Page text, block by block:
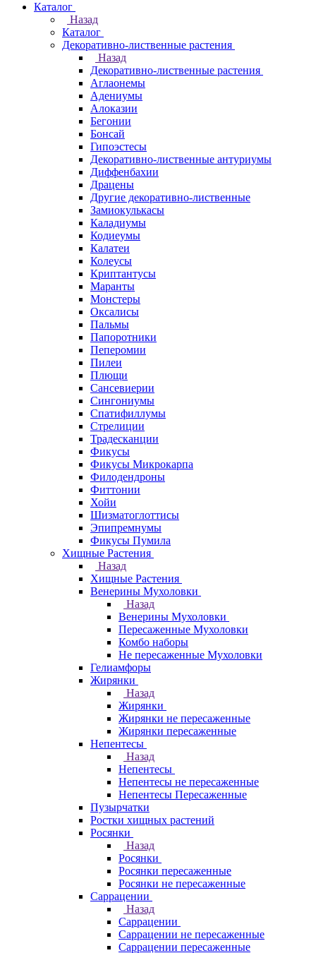
Каталог
Назад
Каталог
Декоративно-лиственные растения
Назад
Декоративно-лиственные растения
Аглаонемы
Адениумы
Алоказии
Бегонии
Бонсай
Гипоэстесы
Декоративно-лиственные антуриумы
Диффенбахии
Драцены
Другие декоративно-лиственные
Замиокулькасы
Каладиумы
Кодиеумы
Калатеи
Колеусы
Криптантусы
Маранты
Монстеры
Оксалисы
Пальмы
Папоротники
Пеперомии
Пилеи
Плющи
Сансевиерии
Сингониумы
Спатифиллумы
Стрелиции
Традесканции
Фикусы
Фикусы Микрокарпа
Филодендроны
Фиттонии
Хойи
Шизматоглоттисы
Эпипремнумы
Фикусы Пумила
Хищные Растения
Назад
Хищные Растения
Венерины Мухоловки
Назад
Венерины Мухоловки
Пересаженные Мухоловки
Комбо наборы
Не пересаженные Мухоловки
Гелиамфоры
Жирянки
Назад
Жирянки
Жирянки не пересаженные
Жирянки пересаженные
Непентесы
Назад
Непентесы
Непентесы не пересаженные
Непентесы Пересаженные
Пузырчатки
Ростки хищных растений
Росянки
Назад
Росянки
Росянки пересаженные
Росянки не пересаженные
Саррацении
Назад
Саррацении
Саррацении не пересаженные
Саррацении пересаженные